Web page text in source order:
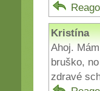
Kristína
Ahoj.
bruško,
zdravé